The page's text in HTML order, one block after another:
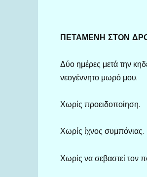
ΠΕΤΑΜΕΝΗ ΣΤΟΝ
Δύο ημέρες μετά την
νεογέννητο μωρό μου.
Χωρίς προειδοποίηση.
Χωρίς ίχνος συμπόνιας.
Χωρίς να σεβαστεί τον